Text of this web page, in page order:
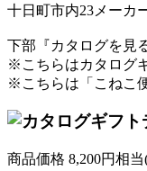
十日町市内23メーカ
下部『カタログを見
※こちらはカタログ
※こちらは「こねこ
商品価格 8,200円相